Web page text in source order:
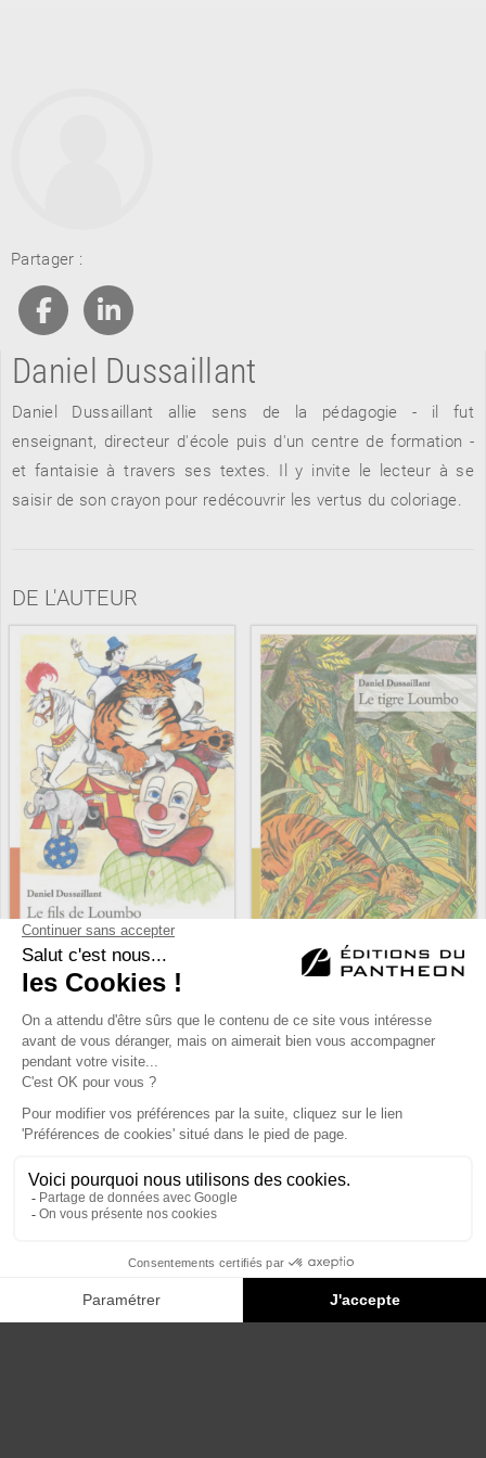
À PARAÎTRE
TOUT LE CATALOGUE
RETOUR
AVIS
RENCONTRE AVEC…
RETOUR
A LA UNE
REVUE DE PRESSE
Partager :
Daniel Dussaillant
Daniel Dussaillant allie sens de la pédagogie - il fut
enseignant, directeur d'école puis d'un centre de formation -
et fantaisie à travers ses textes. Il y invite le lecteur à se
saisir de son crayon pour redécouvrir les vertus du coloriage.
DE L'AUTEUR